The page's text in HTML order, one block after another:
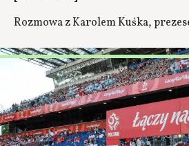
Rozmowa z Karolem Kuśka,